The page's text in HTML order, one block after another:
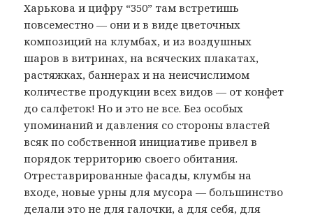
Харькова и цифру “350” там встретишь
повсеместно — они и в виде цветочных
композиций на клумбах, и из воздушных
шаров в витринах, на всяческих плакатах,
растяжках, баннерах и на неисчислимом
количестве продукции всех видов — от конфет
до салфеток! Но и это не все. Без особых
упоминаний и давления со стороны властей
всяк по собственной инициативе привел в
порядок территорию своего обитания.
Отреставрированные фасады, клумбы на
входе, новые урны для мусора — большинство
делали это не для галочки, а для себя, для